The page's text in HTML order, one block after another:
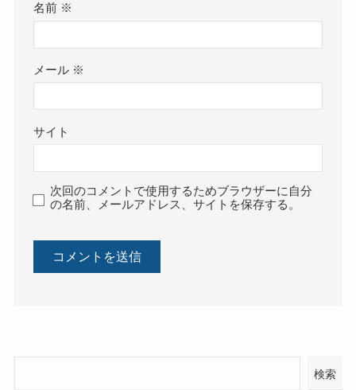
名前 ※
メール ※
サイト
次回のコメントで使用するためブラウザーに自分
の名前、メールアドレス、サイトを保存する。
検索